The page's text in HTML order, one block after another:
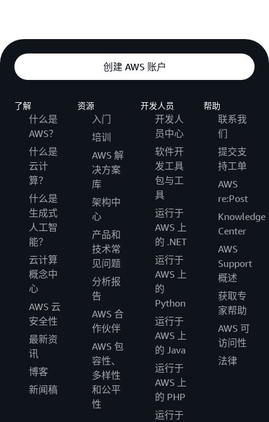
创建 AWS 账户
了解
什么是
AWS？
什么是
云计
算？
什么是
生成式
人工智
能？
云计算
概念中
心
AWS 云
安全性
最新资
讯
博客
新闻稿
资源
入门
培训
AWS 解
决方案
库
架构中
心
产品和
技术常
见问题
分析报
告
AWS 合
作伙伴
AWS 包
容性、
多样性
和公平
性
开发人员
开发人
员中心
软件开
发工具
包与工
具
运行于
AWS 上
的 .NET
运行于
AWS 上
的
Python
运行于
AWS 上
的 Java
运行于
AWS 上
的 PHP
运行于
帮助
联系我
们
提交支
持工单
AWS
re:Post
Knowledge
Center
AWS
Support
概述
获取专
家帮助
AWS 可
访问性
法律